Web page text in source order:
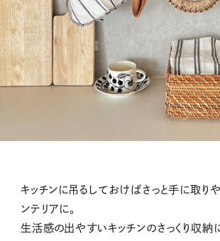
キッチンに吊るしておけばさっと手に取りや
ンテリアに。
生活感の出やすいキッチンのさっくり収納